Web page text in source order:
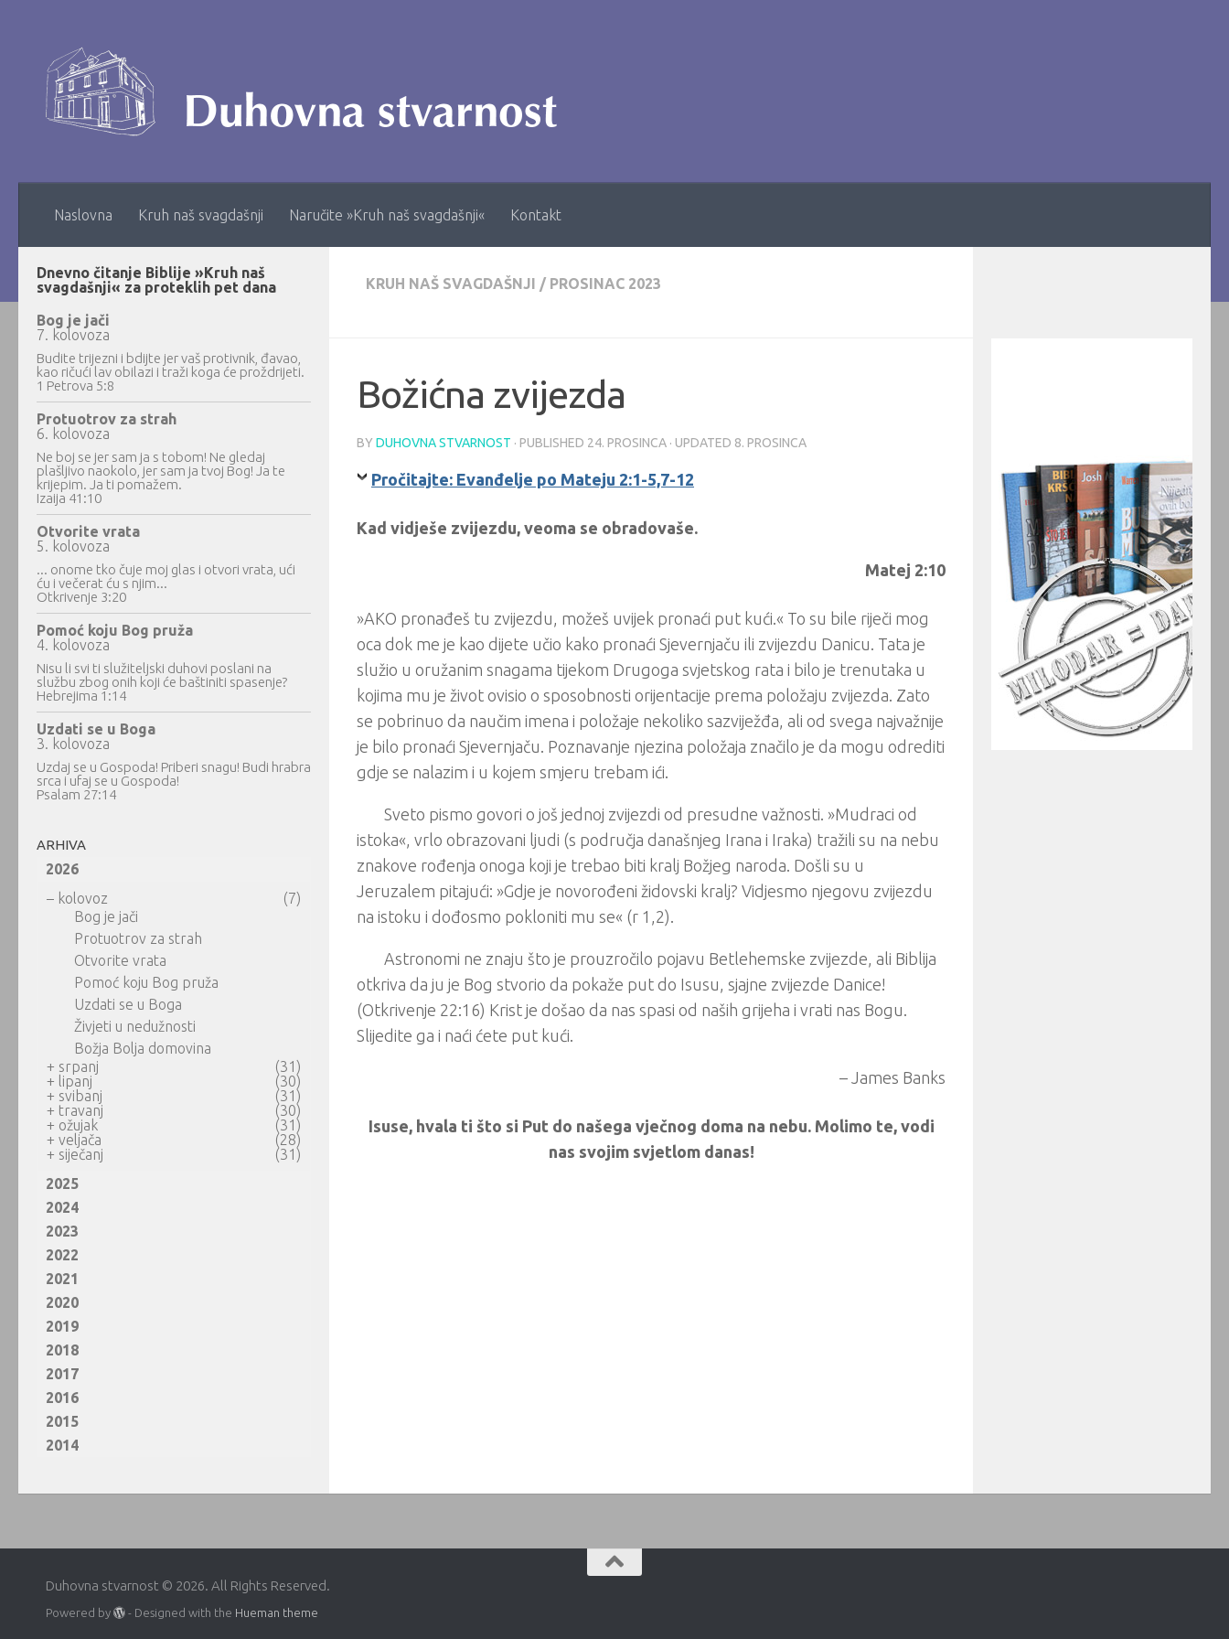
Naslovna Kruh naš svagdašnji Naručite »Kruh naš svagdašnji« Kontakt
KRUH NAŠ SVAGDAŠNJI / PROSINAC 2023
Božićna zvijezda
BY DUHOVNA STVARNOST · PUBLISHED 24. PROSINCA · UPDATED 8. PROSINCA
Pročitajte: Evanđelje po Mateju 2:1-5,7-12
Kad vidješe zvijezdu, veoma se obradovaše.
Matej 2:10
»AKO pronađeš tu zvijezdu, možeš uvijek pronaći put kući.« To su bile riječi mog
oca dok me je kao dijete učio kako pronaći Sjevernjaču ili zvijezdu Danicu. Tata je
služio u oružanim snagama tijekom Drugoga svjetskog rata i bilo je trenutaka u
kojima mu je život ovisio o sposobnosti orijentacije prema položaju zvijezda. Zato
se pobrinuo da naučim imena i položaje nekoliko sazviježđa, ali od svega najvažnije
je bilo pronaći Sjevernjaču. Poznavanje njezina položaja značilo je da mogu odrediti
gdje se nalazim i u kojem smjeru trebam ići.
Sveto pismo govori o još jednoj zvijezdi od presudne važnosti. »Mudraci od
istoka«, vrlo obrazovani ljudi (s područja današnjeg Irana i Iraka) tražili su na nebu
znakove rođenja onoga koji je trebao biti kralj Božjeg naroda. Došli su u
Jeruzalem pitajući: »Gdje je novorođeni židovski kralj? Vidjesmo njegovu zvijezdu
na istoku i dođosmo pokloniti mu se« (r 1,2).
Astronomi ne znaju što je prouzročilo pojavu Betlehemske zvijezde, ali Biblija
otkriva da ju je Bog stvorio da pokaže put do Isusu, sjajne zvijezde Danice!
(Otkrivenje 22:16) Krist je došao da nas spasi od naših grijeha i vrati nas Bogu.
Slijedite ga i naći ćete put kući.
– James Banks
Isuse, hvala ti što si Put do našega vječnog doma na nebu. Molimo te, vodi
nas svojim svjetlom danas!
Dnevno čitanje Biblije »Kruh naš
svagdašnji« za proteklih pet dana
Bog je jači
7. kolovoza
Budite trijezni i bdijte jer vaš protivnik, đavao,
kao ričući lav obilazi i traži koga će proždrijeti.
1 Petrova 5:8
Protuotrov za strah
6. kolovoza
Ne boj se jer sam ja s tobom! Ne gledaj
plašljivo naokolo, jer sam ja tvoj Bog! Ja te
krijepim. Ja ti pomažem.
Izaija 41:10
Otvorite vrata
5. kolovoza
... onome tko čuje moj glas i otvori vrata, ući
ću i večerat ću s njim...
Otkrivenje 3:20
Pomoć koju Bog pruža
4. kolovoza
Nisu li svi ti služiteljski duhovi poslani na
službu zbog onih koji će baštiniti spasenje?
Hebrejima 1:14
Uzdati se u Boga
3. kolovoza
Uzdaj se u Gospoda! Priberi snagu! Budi hrabra
srca i ufaj se u Gospoda!
Psalam 27:14
ARHIVA
2026
– kolovoz
(7)
Bog je jači
Protuotrov za strah
Otvorite vrata
Pomoć koju Bog pruža
Uzdati se u Boga
Živjeti u nedužnosti
Božja Bolja domovina
+ srpanj
(31)
+ lipanj
(30)
+ svibanj
(31)
+ travanj
(30)
+ ožujak
(31)
+ veljača
(28)
+ siječanj
(31)
2025
2024
2023
2022
2021
2020
2019
2018
2017
2016
2015
2014
Duhovna stvarnost © 2026. All Rights Reserved.
Powered by - Designed with the Hueman theme